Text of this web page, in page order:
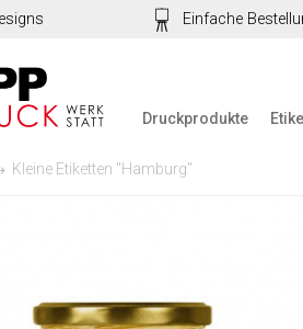
Einfache
Druckprodukte
Kleine Etiketten "Hamburg"